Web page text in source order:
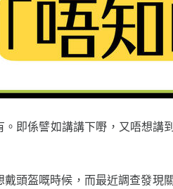
。即係譬如講講下嘢，又唔想講
戴頭盔嘅時候，而最近調查發現